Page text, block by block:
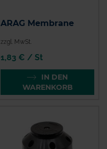
ARAG Membrane
zzgl. MwSt.
1,83 € / St
IN DEN
WARENKORB